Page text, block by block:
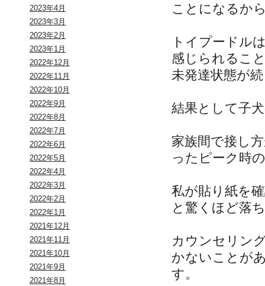
2023年4月
2023年3月
2023年2月
2023年1月
2022年12月
2022年11月
2022年10月
2022年9月
2022年8月
2022年7月
2022年6月
2022年5月
2022年4月
2022年3月
2022年2月
2022年1月
2021年12月
2021年11月
2021年10月
2021年9月
2021年8月
ことになるか
トイプードル
感じられるこ
未発達状態が
結果として子
家族間で接し
ったピーク時
私が貼り紙を
と驚くほど落
カウンセリン
かないことが
す。